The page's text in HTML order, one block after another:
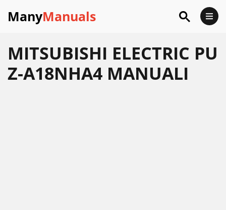
ManyManuals
MITSUBISHI ELECTRIC PU
Z-A18NHA4 MANUALI